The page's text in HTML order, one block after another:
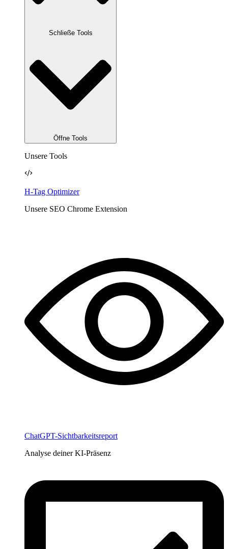
Schließe Tools
Öffne Tools
Unsere Tools
H-Tag Optimizer
Unsere SEO Chrome Extension
ChatGPT-Sichtbarkeitsreport
Analyse deiner KI-Präsenz